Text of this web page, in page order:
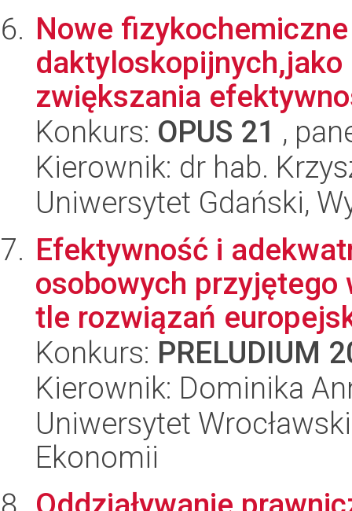
Nowe
zwiększania
Konkurs: OPUS 21 ,
Kierownik: dr hab.
Uniwersytet Gdański,
Efektywność i
osobowych przyjętego
tle rozwiązań
Konkurs: PRELUDIUM
Kierownik: Dominika
Uniwersytet
Ekonomii